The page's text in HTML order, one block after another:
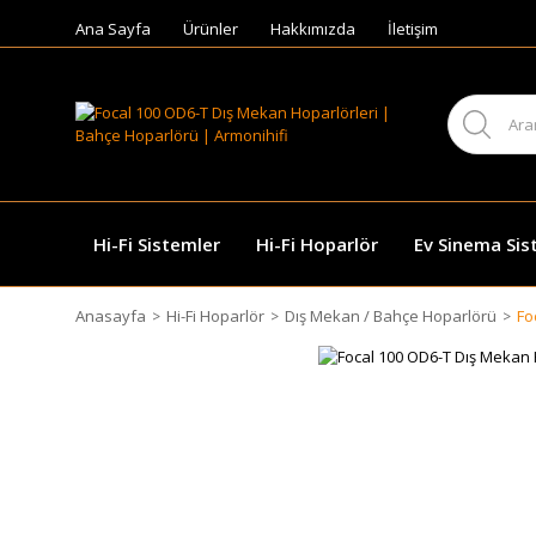
Ana Sayfa Ürünler Hakkımızda İletişim
Hi-Fi Sistemler Hi-Fi Hoparlör Ev Sinema
Anasayfa Hi-Fi Hoparlör Dış Mekan / Bahçe Hoparlörü